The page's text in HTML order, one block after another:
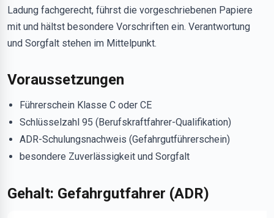
Ladung fachgerecht, führst die vorgeschriebenen Papiere
mit und hältst besondere Vorschriften ein. Verantwortung
und Sorgfalt stehen im Mittelpunkt.
Voraussetzungen
Führerschein Klasse C oder CE
Schlüsselzahl 95 (Berufskraftfahrer-Qualifikation)
ADR-Schulungsnachweis (Gefahrgutführerschein)
besondere Zuverlässigkeit und Sorgfalt
Gehalt: Gefahrgutfahrer (ADR)